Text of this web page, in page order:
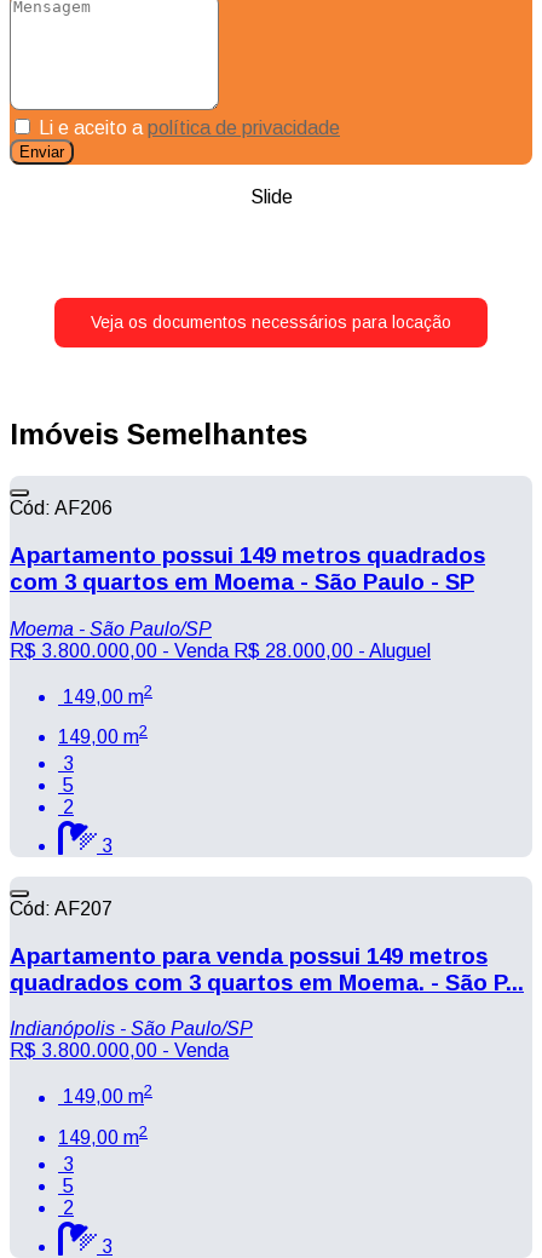
Li e aceito a política de privacidade
Enviar
Slide
Veja os documentos necessários para locação
Imóveis Semelhantes
Cód: AF206
Apartamento possui 149 metros quadrados
com 3 quartos em Moema - São Paulo - SP
Moema - São Paulo/SP
R$ 3.800.000,00 - Venda R$ 28.000,00 - Aluguel
149,00 m2
149,00 m2
3
5
2
3
Cód: AF207
Apartamento para venda possui 149 metros
quadrados com 3 quartos em Moema. - São P...
Indianópolis - São Paulo/SP
R$ 3.800.000,00 - Venda
149,00 m2
149,00 m2
3
5
2
3